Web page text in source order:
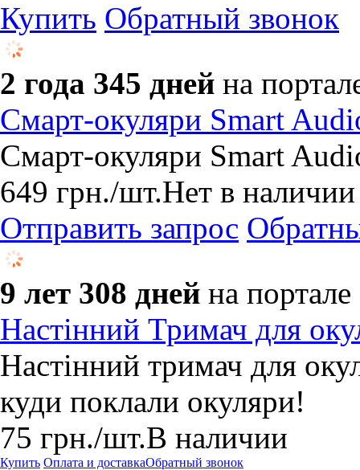
Купить Обратный звонок
2 года 345 дней на
Смарт-окуляри Smart
Смарт-окуляри Smart
649 грн./шт.Нет в наличии
Отправить запрос
9 лет 308 дней на портале
Настінний Тримач для
Настінний тримач для
куди поклали окуляри!
75 грн./шт.В наличии
Купить Оплата и доставкаОбратный звонок